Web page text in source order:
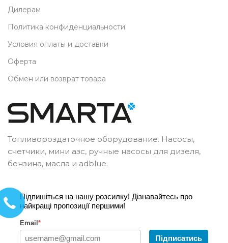
Дилерам
Политика конфиденциальности
Условия оплаты и доставки
Оферта
Обмен или возврат товара
Топливороздаточное оборудование. Насосы,
счетчики, мини азс, ручные насосы для дизеля,
бензина, масла и adblue.
Підпишіться на нашу розсилку! Дізнавайтесь про
найкращі пропозиції першими!
Email *
Підписатись